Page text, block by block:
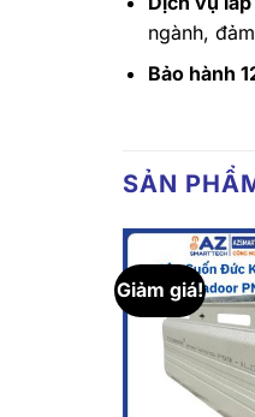
ngành,
Bảo hành
SẢN
Giảm giá!